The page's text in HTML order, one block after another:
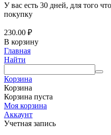
У вас есть 30 дней, для того
покупку
230.00 ₽
В корзину
Главная
Найти
Корзина
Корзина
Корзина пуста
Моя корзина
Аккаунт
Учетная запись